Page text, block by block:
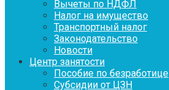
Вычеты по НДФЛ
Налог на имущество
Транспортный налог
Законодательство
Новости
Центр занятости
Пособие по безработице
Субсидии от ЦЗН